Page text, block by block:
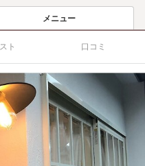
メニュー
ト 口コミ